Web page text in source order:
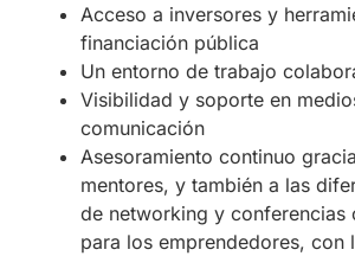
Acceso a inversores y
financiación pública
Un entorno de trabajo
Visibilidad y soporte en
comunicación
Asesoramiento continuo
mentores, y también a las
de networking y conferencias
para los emprendedores, con